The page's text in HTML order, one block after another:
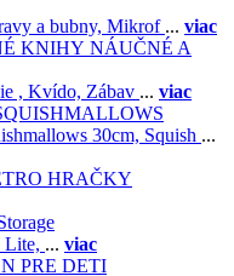
a bubny, Mikrof ... viac
NÁUČNÉ A
, Kvído, Zábav ... viac
30cm, Squish ...
HRAČKY
... viac